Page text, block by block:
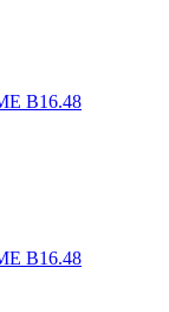
В16.48
В16.48